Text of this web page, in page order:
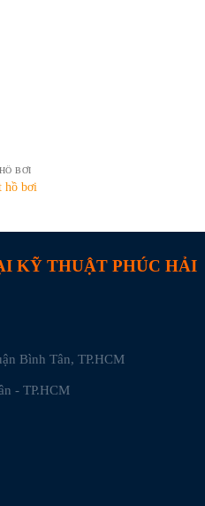
BƠI
hồ bơi
KỸ THUẬT PHÚC HẢI
Bình Tân, TP.HCM
- TP.HCM